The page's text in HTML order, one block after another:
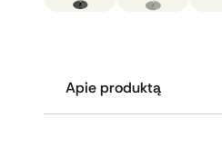
Apie produktą